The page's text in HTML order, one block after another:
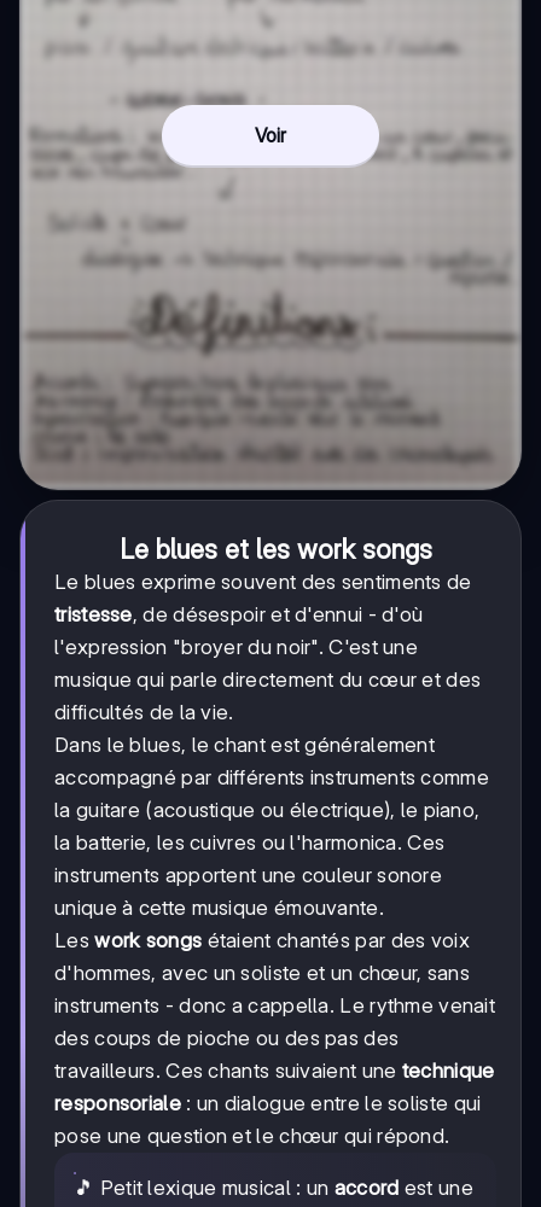
Voir
Le blues et les work songs
Le blues exprime souvent des sentiments de
tristesse, de désespoir et d'ennui - d'où
l'expression "broyer du noir". C'est une
musique qui parle directement du cœur et des
difficultés de la vie.
Dans le blues, le chant est généralement
accompagné par différents instruments comme
la guitare (acoustique ou électrique), le piano,
la batterie, les cuivres ou l'harmonica. Ces
instruments apportent une couleur sonore
unique à cette musique émouvante.
Leswork songs étaient chantés par des voix
d'hommes, avec un soliste et un chœur, sans
instruments - donc a cappella. Le rythme venait
des coups de pioche ou des pas des
travailleurs. Ces chants suivaient une technique
responsoriale: un dialogue entre le soliste qui
pose une question et le chœur qui répond.
🎵 Petit lexique musical : un accord est une